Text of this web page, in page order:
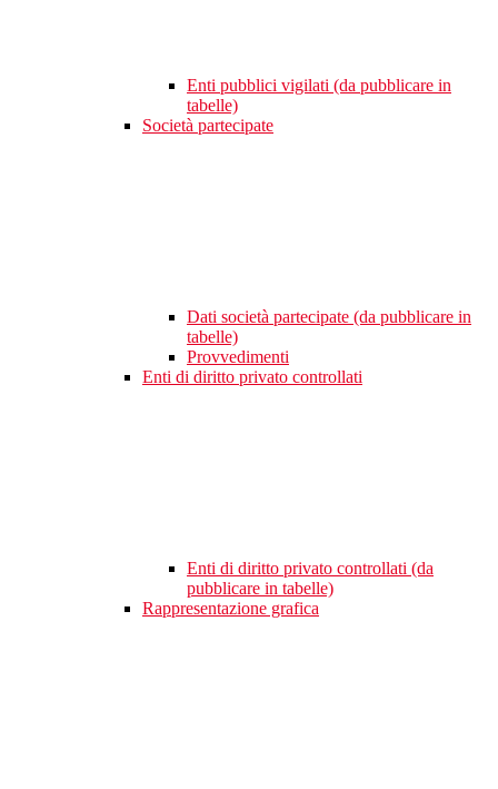
Enti pubblici vigilati (da pubblicare in
tabelle)
Società partecipate
Dati società partecipate (da pubblicare in
tabelle)
Provvedimenti
Enti di diritto privato controllati
Enti di diritto privato controllati (da
pubblicare in tabelle)
Rappresentazione grafica